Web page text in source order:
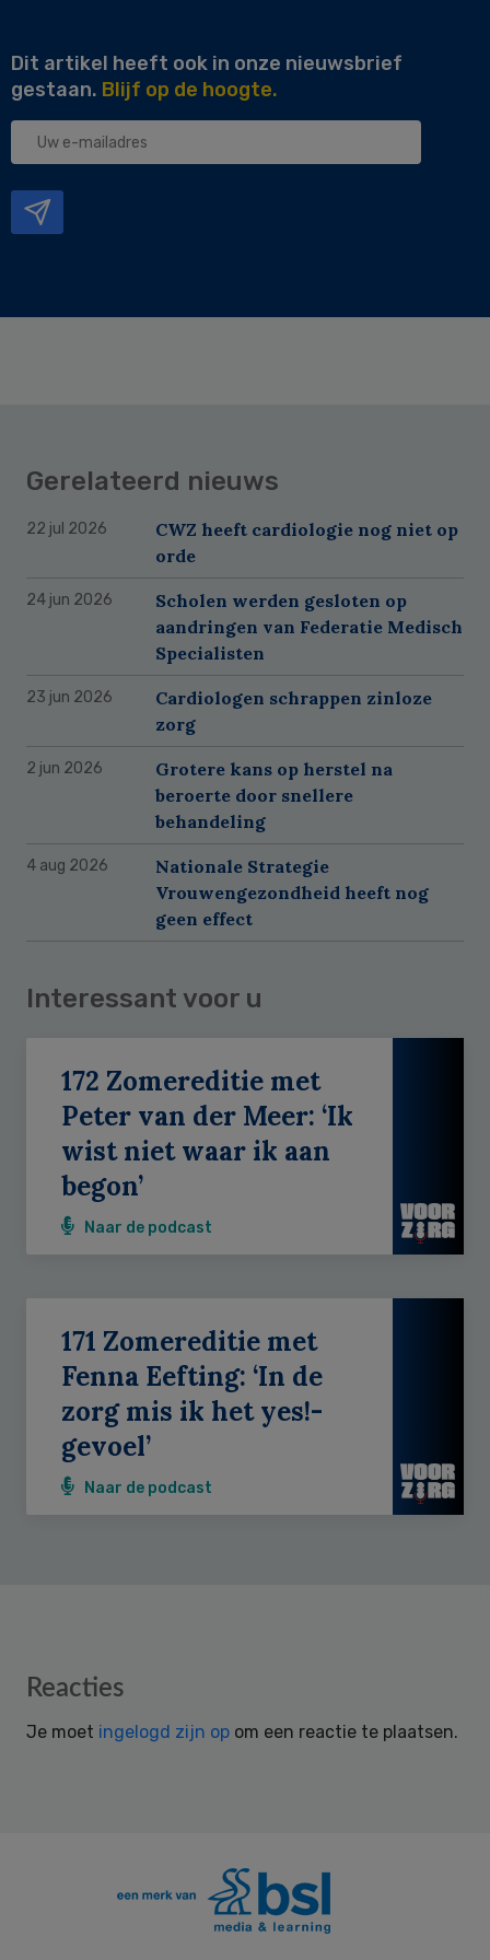
Dit artikel heeft ook in onze nieuwsbrief
gestaan. Blijf op de hoogte.
Uw
Gerelateerd nieuws
22 jul 2026
CWZ heeft cardiologie nog niet op
orde
24 jun 2026
Scholen werden gesloten op
aandringen van Federatie Medisch
Specialisten
23 jun 2026
Cardiologen schrappen zinloze
zorg
2 jun 2026
Grotere kans op herstel na
beroerte door snellere
behandeling
4 aug 2026
Nationale Strategie
Vrouwengezondheid heeft nog
geen effect
Interessant voor u
172 Zomereditie met
Peter van der Meer: ‘Ik
wist niet waar ik aan
begon’
Naar de podcast
171 Zomereditie met
Fenna Eefting: ‘In de
zorg mis ik het yes!-
gevoel’
Naar de podcast
Reader
Reacties
Je moet ingelogd zijn op om een reactie te plaatsen.